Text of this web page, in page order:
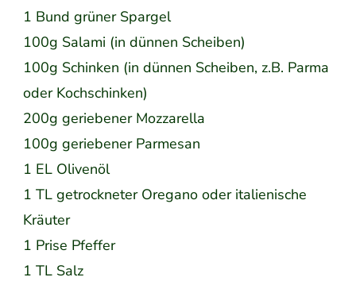
1 Bund grüner Spargel
100g Salami (in dünnen Scheiben)
100g Schinken (in dünnen Scheiben, z.B. Parma
oder Kochschinken)
200g geriebener Mozzarella
100g geriebener Parmesan
1 EL Olivenöl
1 TL getrockneter Oregano oder italienische
Kräuter
1 Prise Pfeffer
1 TL Salz